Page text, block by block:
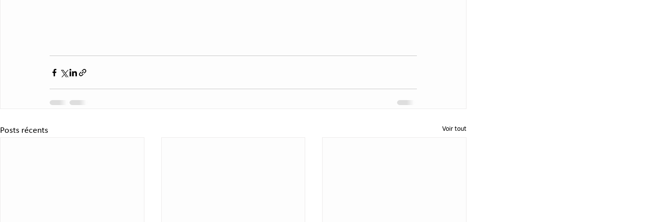
Posts récents Voir tout